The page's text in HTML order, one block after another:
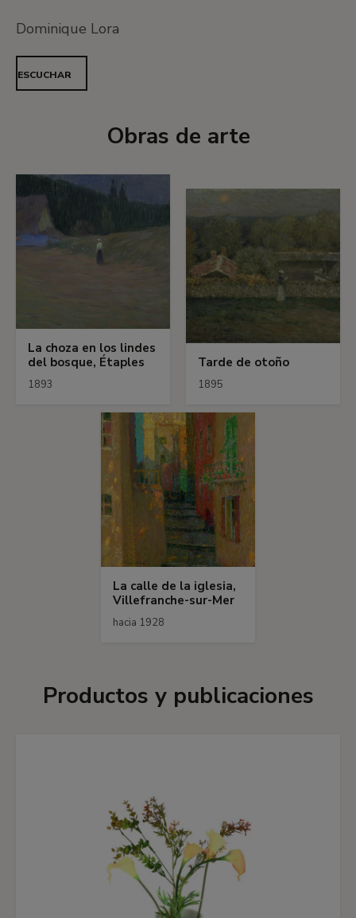
Dominique Lora
ESCUCHAR
Obras de arte
La choza en los lindes
del bosque, Étaples
1893
Tarde de otoño
1895
La calle de la iglesia,
Villefranche-sur-Mer
hacia 1928
Productos y publicaciones